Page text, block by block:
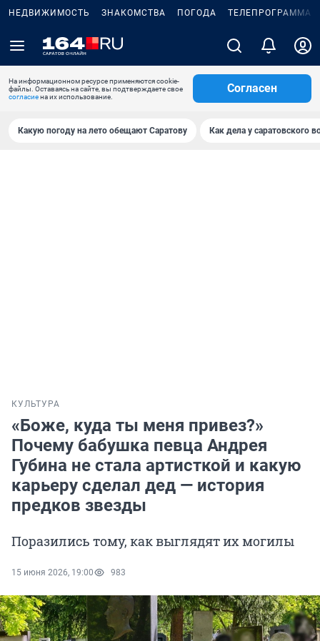
НЕДВИЖИМОСТЬ ЗНАКОМСТВА ПОГОДА ТЕЛЕПРОГРАММА
На информационном ресурсе применяются cookie-
файлы. Оставаясь на сайте, вы подтверждаете свое
согласиена их использование.
Согласен
Какую погоду на лето обещают Саратову Как дела у саратовского
КУЛЬТУРА
«Боже, куда ты меня привез?»
Почему бабушка певца Андрея
Губина не стала артисткой и какую
карьеру сделал дед — история
предков звезды
Поразились тому, как выглядят их могилы
15 июня 2026, 19:00 983